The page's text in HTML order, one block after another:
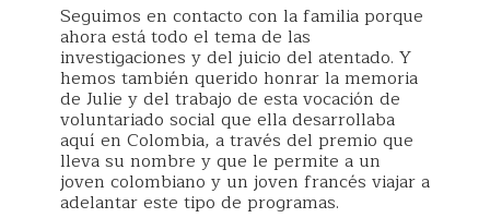
Seguimos en contacto con la familia porque
ahora está todo el tema de las
investigaciones y del juicio del atentado. Y
hemos también querido honrar la memoria
de Julie y del trabajo de esta vocación de
voluntariado social que ella desarrollaba
aquí en Colombia, a través del premio que
lleva su nombre y que le permite a un
joven colombiano y un joven francés viajar a
adelantar este tipo de programas.